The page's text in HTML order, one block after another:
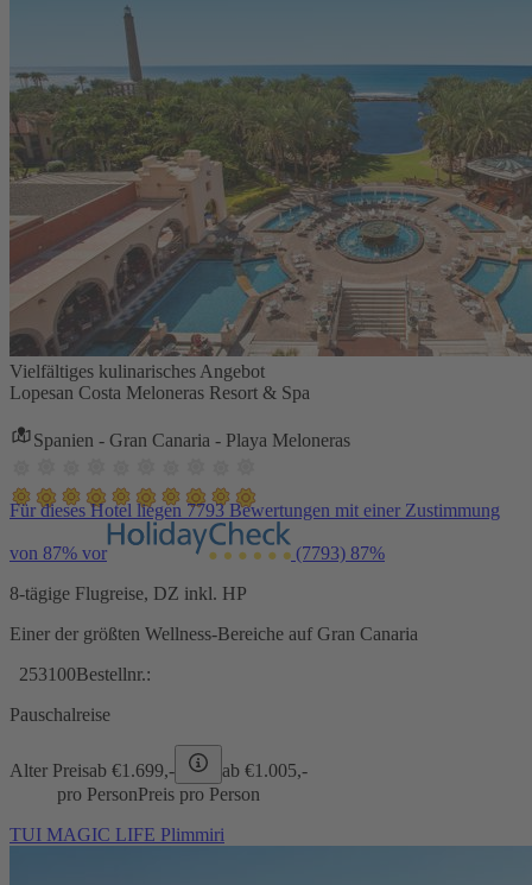
Vielfältiges kulinarisches Angebot
Lopesan Costa Meloneras Resort & Spa
Spanien - Gran Canaria - Playa Meloneras
Für dieses Hotel liegen 7793 Bewertungen mit einer Zustimmung
von 87% vor (7793) 87%
8-tägige Flugreise, DZ inkl. HP
Einer der größten Wellness-Bereiche auf Gran Canaria
253100Bestellnr.:
Pauschalreise
Alter Preisab €1.699,- ab €1.005,-
pro PersonPreis pro Person
TUI MAGIC LIFE Plimmiri